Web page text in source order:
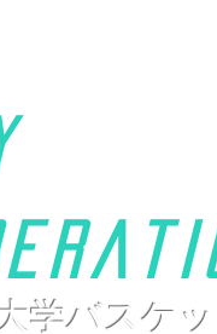
学バスケ